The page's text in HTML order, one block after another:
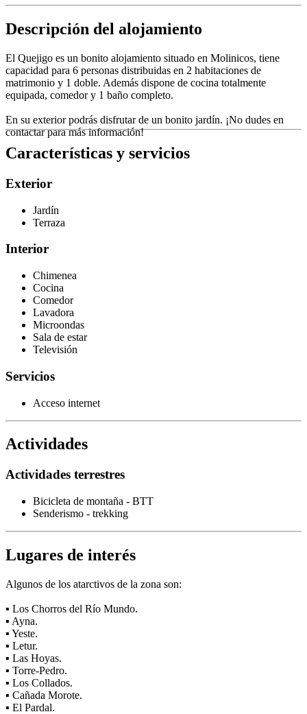
Descripción del alojamiento
El Quejigo es un bonito alojamiento situado en Molinicos, tiene
capacidad para 6 personas distribuidas en 2 habitaciones de
matrimonio y 1 doble. Además dispone de cocina totalmente
equipada, comedor y 1 baño completo.
En su exterior podrás disfrutar de un bonito jardín. ¡No dudes en
contactar para más información!
Características y servicios
Exterior
Jardín
Terraza
Interior
Chimenea
Cocina
Comedor
Lavadora
Microondas
Sala de estar
Televisión
Servicios
Acceso internet
Actividades
Actividades terrestres
Bicicleta de montaña - BTT
Senderismo - trekking
Lugares de interés
Algunos de los atarctivos de la zona son:
▪ Los Chorros del Río Mundo.
▪ Ayna.
▪ Yeste.
▪ Letur.
▪ Las Hoyas.
▪ Torre-Pedro.
▪ Los Collados.
▪ Cañada Morote.
▪ El Pardal.